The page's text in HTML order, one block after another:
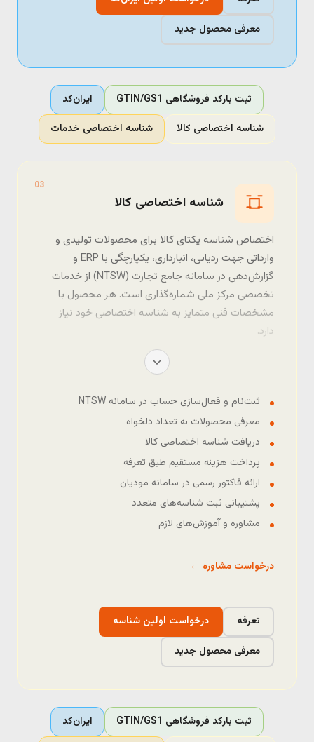
معرفی محصول جدید
ثبت بارکد فروشگاهی GTIN/GS1
ایران‌کد
شناسه اختصاصی کالا
شناسه اختصاصی خدمات
03
شناسه اختصاصی کالا
اختصاص شناسه یکتای کالا برای محصولات تولیدی و
وارداتی جهت ردیابی، انبارداری، یکپارچگی با ERP و
گزارش‌دهی در سامانه جامع تجارت (NTSW) از خدمات
تخصصی مرکز ملی شماره‌گذاری است. هر محصول با
مشخصات فنی متمایز به شناسه اختصاصی خود نیاز
دارد.
ثبت‌نام و فعال‌سازی حساب در سامانه NTSW
معرفی محصولات به تعداد دلخواه
دریافت شناسه اختصاصی کالا
پرداخت هزینه مستقیم طبق تعرفه
ارائه فاکتور رسمی در سامانه مودیان
پشتیبانی ثبت شناسه‌های متعدد
مشاوره و آموزش‌های لازم
درخواست مشاوره ←
تعرفه
درخواست اولین شناسه
معرفی محصول جدید
ثبت بارکد فروشگاهی GTIN/GS1
ایران‌کد